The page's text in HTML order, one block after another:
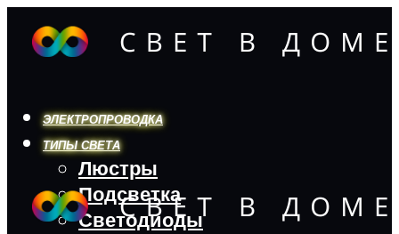
ЭЛЕКТРОПРОВОДКА
ТИПЫ СВЕТА
Люстры
Подсветка
Светодиоды